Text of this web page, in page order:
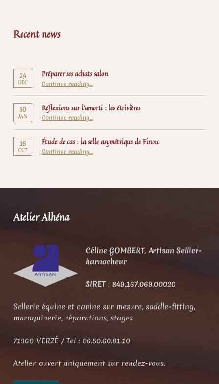
Recent news
24
DÉC
Préparer ses achats salon
Continue reading“Préparer ses achats salon”
…
30
JAN
Réflexions sur l’amorti : les étrivières
Continue reading“Réflexions sur l’amorti : les étrivières”
…
16
OCT
Étude de cas : la selle asymétrique de Finou
Continue reading“Étude de cas : la selle asymétrique de Finou”
…
Atelier Alhéna
Céline GOMBERT,Artisan Sellier-
harnacheur
SIRET : 849.167.069.00020
Sellerie équine et canine sur mesure, saddle-fitting,
maroquinerie, réparations, stages
71960 VERZÉ / Tel : 06.50.60.81.10
Atelier ouvert uniquement sur rendez-vous.